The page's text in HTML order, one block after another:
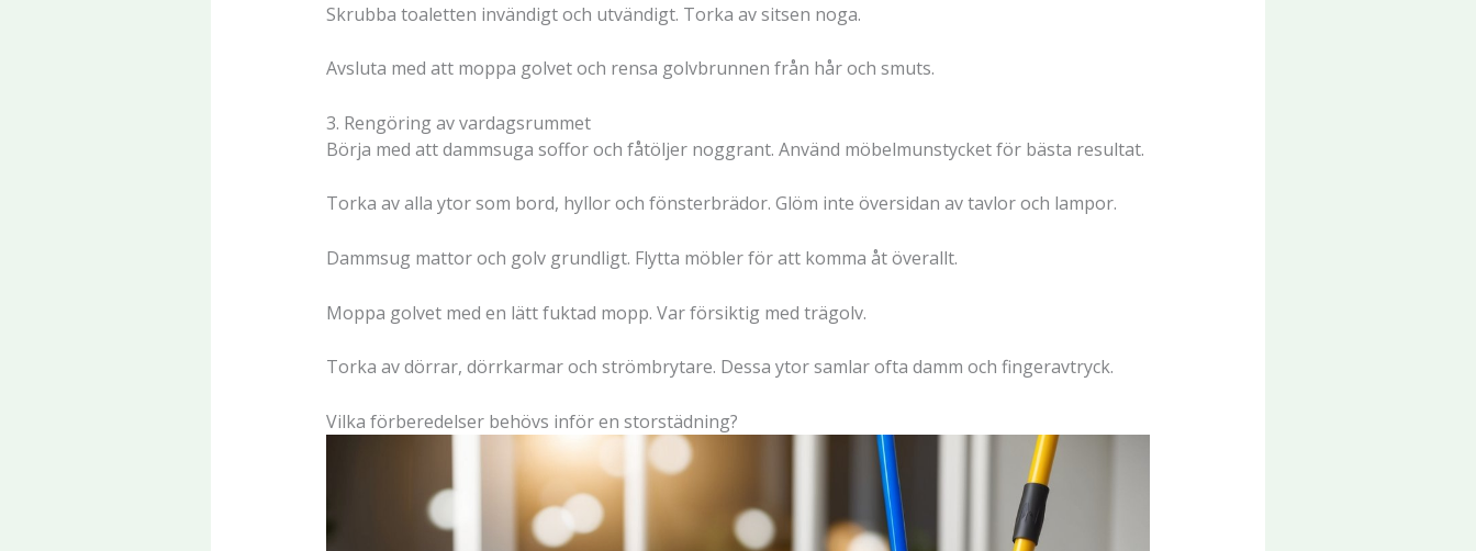
Skrubba toaletten invändigt och utvändigt. Torka av sitsen noga.
Avsluta med att moppa golvet och rensa golvbrunnen från hår och smuts.
3. Rengöring av vardagsrummet
Börja med att dammsuga soffor och fåtöljer noggrant. Använd möbelmunstycket för bästa resultat.
Torka av alla ytor som bord, hyllor och fönsterbrädor. Glöm inte översidan av tavlor och lampor.
Dammsug mattor och golv grundligt. Flytta möbler för att komma åt överallt.
Moppa golvet med en lätt fuktad mopp. Var försiktig med trägolv.
Torka av dörrar, dörrkarmar och strömbrytare. Dessa ytor samlar ofta damm och fingeravtryck.
Vilka förberedelser behövs inför en storstädning?